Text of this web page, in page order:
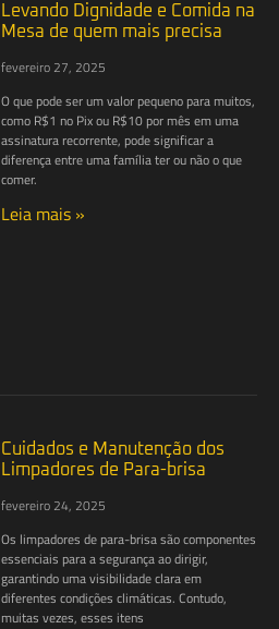
Levando Dignidade e Comida na
Mesa de quem mais precisa
fevereiro 27, 2025
O que pode ser um valor pequeno para muitos,
como R$1 no Pix ou R$10 por mês em uma
assinatura recorrente, pode significar a
diferença entre uma família ter ou não o que
comer.
Leia mais »
Cuidados e Manutenção dos
Limpadores de Para-brisa
fevereiro 24, 2025
Os limpadores de para-brisa são componentes
essenciais para a segurança ao dirigir,
garantindo uma visibilidade clara em
diferentes condições climáticas. Contudo,
muitas vezes, esses itens